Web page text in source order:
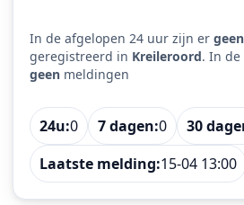
In de afgelopen 24 uur zijn er geen
geregistreerd in Kreileroord. In de
geen meldingen
24u:0 7 dagen:0 30
Laatste melding:15-04 13:00